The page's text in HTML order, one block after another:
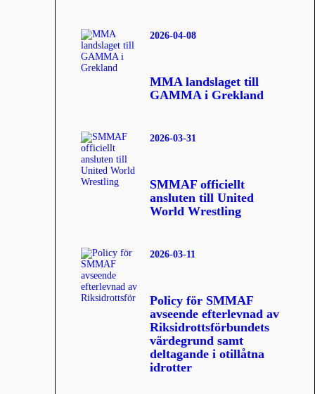
MMA landslaget till
GAMMA i Grekland
2026-04-08
SMMAF officiellt
ansluten till United
World Wrestling
2026-03-31
Policy för SMMAF
avseende efterlevnad av
Riksidrottsförbundets
värdegrund samt
deltagande i otillåtna
idrotter
2026-03-11